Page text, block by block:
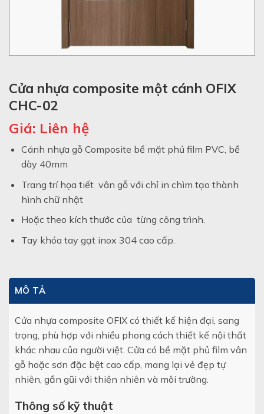
Cửa nhựa composite một cánh OFIX
CHC-02
Giá: Liên hệ
Cánh nhựa gỗ Composite bề mặt phủ film PVC, bề
dày 40mm
Trang trí họa tiết vân gỗ với chỉ in chìm tạo thành
hình chữ nhật
Hoặc theo kích thước của từng công trình.
Tay khóa tay gạt inox 304 cao cấp.
MÔ TẢ
Cửa nhựa composite OFIX có thiết kế hiện đại, sang
trọng, phù hợp với nhiều phong cách thiết kế nội thất
khác nhau của người việt. Cửa có bề mặt phủ film vân
gỗ hoặc sơn đặc bệt cao cấp, mang lại vẻ đẹp tự
nhiên, gần gũi với thiên nhiên và môi trường.
Thông số kỹ thuật